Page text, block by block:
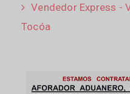
Vendedor Express -
Tocóa